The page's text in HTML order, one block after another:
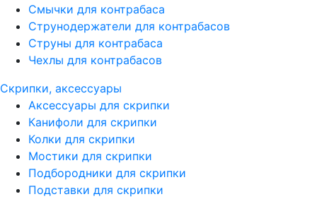
Смычки для контрабаса
Струнодержатели для контрабасов
Струны для контрабаса
Чехлы для контрабасов
Скрипки, аксессуары
Аксессуары для скрипки
Канифоли для скрипки
Колки для скрипки
Мостики для скрипки
Подбородники для скрипки
Подставки для скрипки